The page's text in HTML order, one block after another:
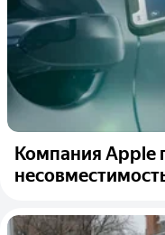
Компания Apple